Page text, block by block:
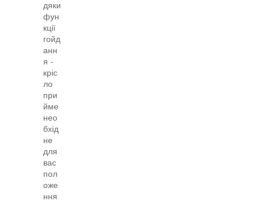
дяки
фун
кції
гойд
анн
я -
кріс
ло
при
йме
нео
бхід
не
для
вас
пол
оже
ння